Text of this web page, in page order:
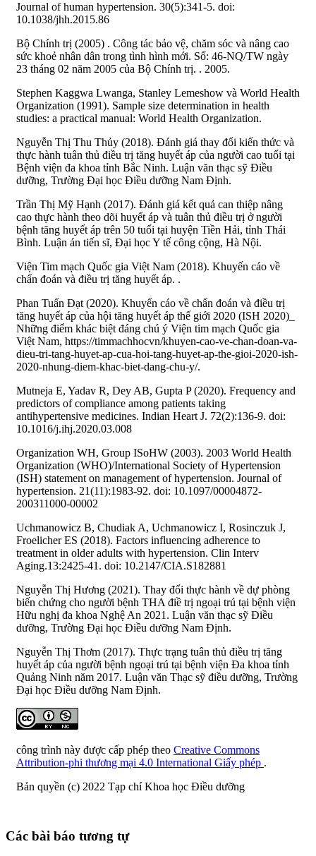
Journal of human hypertension. 30(5):341-5. doi:
10.1038/jhh.2015.86
Bộ Chính trị (2005) . Công tác bảo vệ, chăm sóc và nâng cao
sức khoẻ nhân dân trong tình hình mới. Số: 46-NQ/TW ngày
23 tháng 02 năm 2005 của Bộ Chính trị. . 2005.
Stephen Kaggwa Lwanga, Stanley Lemeshow và World Health
Organization (1991). Sample size determination in health
studies: a practical manual: World Health Organization.
Nguyễn Thị Thu Thủy (2018). Đánh giá thay đổi kiến thức và
thực hành tuân thủ điều trị tăng huyết áp của người cao tuổi tại
Bệnh viện đa khoa tỉnh Bắc Ninh. Luận văn thạc sỹ Điều
dưỡng, Trường Đại học Điều dưỡng Nam Định.
Trần Thị Mỹ Hạnh (2017). Đánh giá kết quả can thiệp nâng
cao thực hành theo dõi huyết áp và tuân thủ điều trị ở người
bệnh tăng huyết áp trên 50 tuổi tại huyện Tiền Hải, tỉnh Thái
Bình. Luận án tiến sĩ, Đại học Y tế công cộng, Hà Nội.
Viện Tim mạch Quốc gia Việt Nam (2018). Khuyến cáo về
chẩn đoán và điều trị tăng huyết áp. .
Phan Tuấn Đạt (2020). Khuyến cáo về chẩn đoán và điều trị
tăng huyết áp của hội tăng huyết áp thế giới 2020 (ISH 2020)_
Những điểm khác biệt đáng chú ý Viện tim mạch Quốc gia
Việt Nam, https://timmachhocvn/khuyen-cao-ve-chan-doan-va-
dieu-tri-tang-huyet-ap-cua-hoi-tang-huyet-ap-the-gioi-2020-ish-
2020-nhung-diem-khac-biet-dang-chu-y/.
Mutneja E, Yadav R, Dey AB, Gupta P (2020). Frequency and
predictors of compliance among patients taking
antihypertensive medicines. Indian Heart J. 72(2):136-9. doi:
10.1016/j.ihj.2020.03.008
Organization WH, Group ISoHW (2003). 2003 World Health
Organization (WHO)/International Society of Hypertension
(ISH) statement on management of hypertension. Journal of
hypertension. 21(11):1983-92. doi: 10.1097/00004872-
200311000-00002
Uchmanowicz B, Chudiak A, Uchmanowicz I, Rosinczuk J,
Froelicher ES (2018). Factors influencing adherence to
treatment in older adults with hypertension. Clin Interv
Aging.13:2425-41. doi: 10.2147/CIA.S182881
Nguyễn Thị Hương (2021). Thay đổi thực hành về dự phòng
biến chứng cho người bệnh THA điề trị ngoại trú tại bệnh viện
Hữu nghị đa khoa Nghệ An 2021. Luận văn thạc sỹ Điều
dưỡng, Trường Đại học Điều dưỡng Nam Định.
Nguyễn Thị Thơm (2017). Thực trạng tuân thủ điều trị tăng
huyết áp của người bệnh ngoại trú tại bệnh viện Đa khoa tỉnh
Quảng Ninh năm 2017. Luận văn Thạc sỹ điều dưỡng, Trường
Đại học Điều dưỡng Nam Định.
công trình này được cấp phép theo Creative Commons
Attribution-phi thương mại 4.0 International Giấy phép .
Bản quyền (c) 2022 Tạp chí Khoa học Điều dưỡng
Các bài báo tương tự